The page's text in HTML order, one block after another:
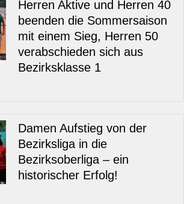
Herren Aktive und Herren 40
beenden die Sommersaison
mit einem Sieg, Herren 50
verabschieden sich aus
Bezirksklasse 1
Damen Aufstieg von der
Bezirksliga in die
Bezirksoberliga – ein
historischer Erfolg!